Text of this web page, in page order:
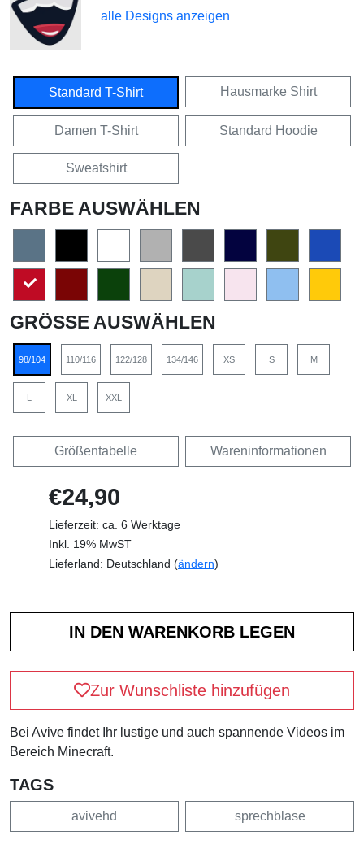
alle Designs anzeigen
Standard T-Shirt Hausmarke Shirt
Damen T-Shirt Standard Hoodie
Sweatshirt
FARBE AUSWÄHLEN
GRÖSSE AUSWÄHLEN
98/104 110/116 122/128 134/146 XS S M
L XL XXL
Größentabelle Wareninformationen
€24,90
Lieferzeit: ca. 6 Werktage
Inkl. 19% MwST
Lieferland: Deutschland (ändern)
Zur Wunschliste hinzufügen
Bei Avive findet Ihr lustige und auch spannende Videos im
Bereich Minecraft.
TAGS
avivehd sprechblase